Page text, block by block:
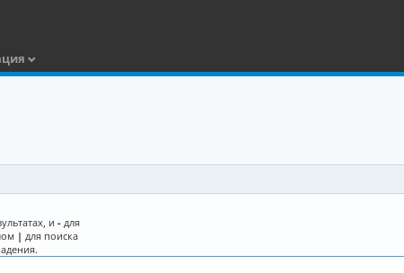
и - для
| для поиска